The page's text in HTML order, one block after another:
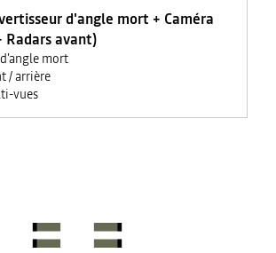
d'angle mort + Caméra
Radars avant)
mort
/ arrière
vues